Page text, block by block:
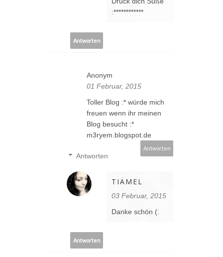
:************
Antworten
Anonym
01 Februar, 2015
Toller Blog :* würde mich
freuen wenn ihr meinen
Blog besucht :*
m3ryem.blogspot.de
Antworten
Antworten
TIAMEL
03 Februar, 2015
Danke schön (:
Antworten